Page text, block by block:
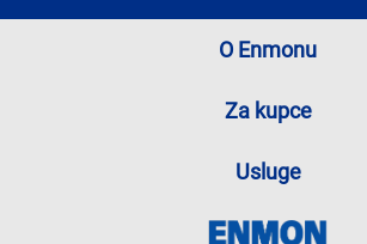
O Enmonu
Za kupce
Usluge